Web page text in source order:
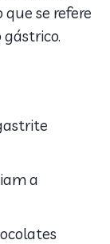
se refere
a